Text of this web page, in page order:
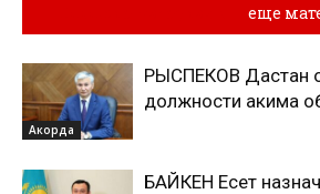
еще
Акорда
РЫСПЕКОВ Дастан
должности акима
БАЙКЕН Есет